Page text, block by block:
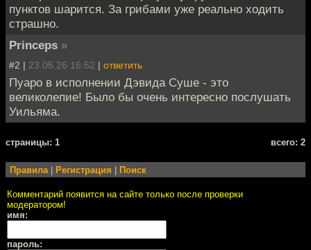
пунктов шарится. За грибами уже реально ходить
страшно.
Princeps »
#2 | 23.05.26 16:52 | ответить
Пуаро в исполнении Дэвида Суше - это
великолепие! Было бы очень интересно послушать
Уильяма.
cтраницы: 1 всего: 2
Правила | Регистрация | Поиск
Комментарий появится на сайте только после проверки
модератором!
имя:
пароль: